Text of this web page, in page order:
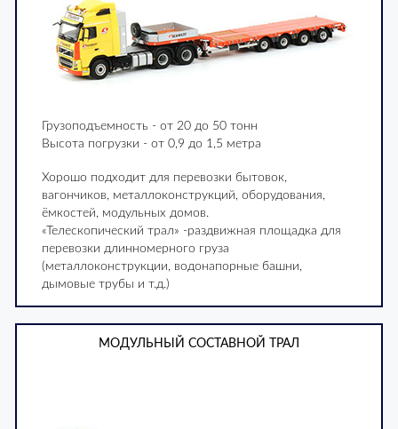
Грузоподъемность - от 20 до 50 тонн
Высота погрузки - от 0,9 до 1,5 метра
Хорошо подходит для перевозки бытовок,
вагончиков, металлоконструкций, оборудования,
ёмкостей, модульных домов.
«Телескопический трал» -раздвижная площадка для
перевозки длинномерного груза
(металлоконструкции, водонапорные башни,
дымовые трубы и т.д.)
МОДУЛЬНЫЙ СОСТАВНОЙ ТРАЛ